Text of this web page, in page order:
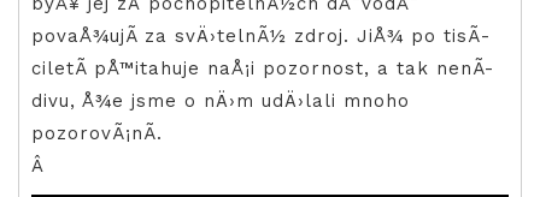
povaÅ¾ujÃ­ za svÄ›telnÃ½ zdroj. JiÅ¾ po tisÃ­
ciletÃ­ pÅ™itahuje naÅ¡i pozornost, a tak nenÃ­
divu, Å¾e jsme o nÄ›m udÄ›lali mnoho
pozorovÃ¡nÃ­.
Â